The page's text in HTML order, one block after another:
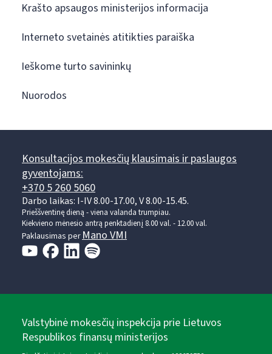
Krašto apsaugos ministerijos informacija
Interneto svetainės atitikties paraiška
Ieškome turto savininkų
Nuorodos
Konsultacijos mokesčių klausimais ir paslaugos
gyventojams:
+370 5 260 5060
Darbo laikas: I-IV 8.00-17.00, V 8.00-15.45.
Prieššventinę dieną - viena valanda trumpiau.
Kiekvieno mėnesio antrą penktadienį 8.00 val. - 12.00 val.
Paklausimas perMano VMI
Valstybinė mokesčių inspekcija prie Lietuvos
Respublikos finansų ministerijos